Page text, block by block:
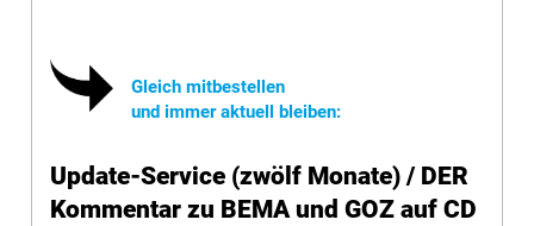
Gleich mitbestellen
und immer aktuell bleiben:
Update-Service (zwölf Monate) / DER
Kommentar zu BEMA und GOZ auf CD